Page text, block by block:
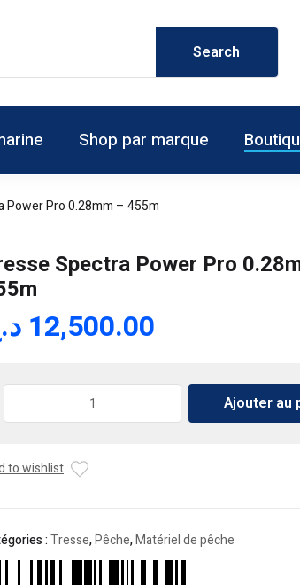
Shop par marque
Power Pro 0.28mm – 455m
Spectra Power Pro
12,500.00
Power
455m
Ajouter au
to wishlist
:Tresse,Pêche,Matériel de pêche